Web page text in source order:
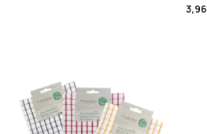
3,96